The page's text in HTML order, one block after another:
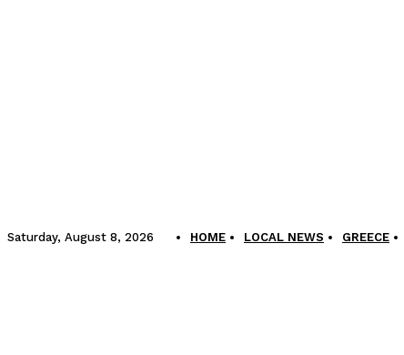
Saturday, August 8, 2026 HOME LOCAL NEWS GREECE